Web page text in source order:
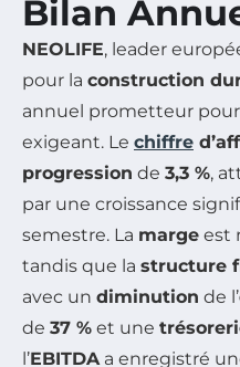
Bilan
NEOLIFE, leader
pour la construction
annuel prometteur
exigeant. Le chiffre
progression de 3,3 %,
par une croissance
semestre. La marge est
tandis que la structure
avec un diminution de l’
de 37 % et une
l’EBITDAa enregistré